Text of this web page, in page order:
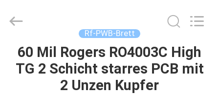
HAUSE
Reserved.
Rf-PWB-Brett
60 Mil Rogers RO4003C High
TG 2 Schicht starres PCB mit
2 Unzen Kupfer